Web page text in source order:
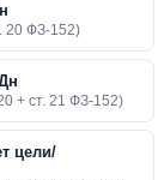
20 ФЗ-152)
+ ст. 21 ФЗ-152)
цели/